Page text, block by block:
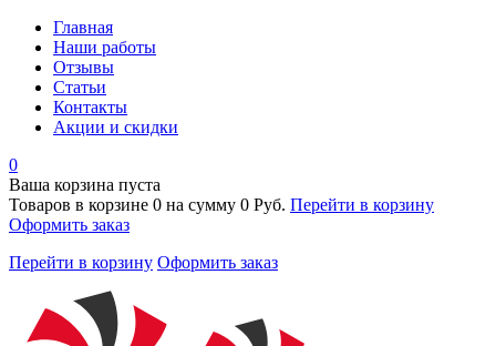
Главная
Наши работы
Отзывы
Статьи
Контакты
Акции и скидки
0
Ваша корзина пуста
Товаров в корзине 0 на сумму 0 Руб. Перейти в корзину
Оформить заказ
Перейти в корзину Оформить заказ